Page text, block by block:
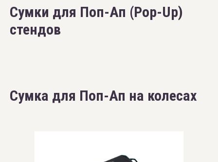
Сумки для Поп-Ап (Pop-Up)
стендов
Сумка для Поп-Ап на колесах